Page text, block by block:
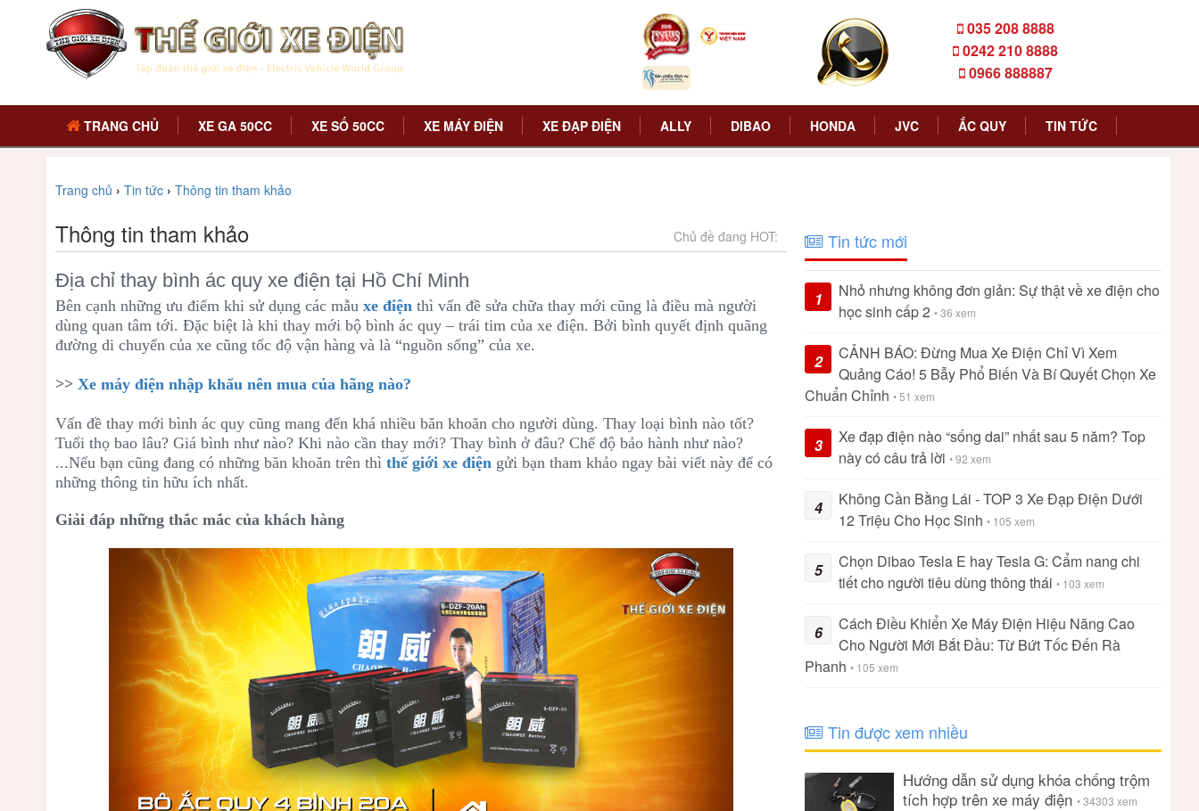
035 208 8888
0242 210 8888
0966 888887
TRANG CHỦ XE GA 50CC XE SỐ 50CC XE MÁY ĐIỆN XE ĐẠP ĐIỆN ALLY DIBAO HONDA JVC ẮC QUY TIN TỨC
Trang chủ › Tin tức › Thông tin tham khảo
Thông tin tham khảo Chủ đề đang HOT:
Địa chỉ thay bình ác quy xe điện tại Hồ Chí Minh
Bên cạnh những ưu điểm khi sử dụng các mẫu xe điện thì vấn đề sửa chữa thay mới cũng là điều mà người
dùng quan tâm tới. Đặc biệt là khi thay mới bộ bình ác quy – trái tim của xe điện. Bởi bình quyết định quãng
đường di chuyển của xe cũng tốc độ vận hàng và là “nguồn sống” của xe.
>> Xe máy điện nhập khẩu nên mua của hãng nào?
Vấn đề thay mới bình ác quy cũng mang đến khá nhiều băn khoăn cho người dùng. Thay loại bình nào tốt?
Tuổi thọ bao lâu? Giá bình như nào? Khi nào cần thay mới? Thay bình ở đâu? Chế độ bảo hành như nào?
...Nếu bạn cũng đang có những băn khoăn trên thì thế giới xe điện gửi bạn tham khảo ngay bài viết này để có
những thông tin hữu ích nhất.
Giải đáp những thắc mắc của khách hàng
Tin tức mới
1
Nhỏ nhưng không đơn giản: Sự thật về xe điện cho
học sinh cấp 2 • 36 xem
2
CẢNH BÁO: Đừng Mua Xe Điện Chỉ Vì Xem
Quảng Cáo! 5 Bẫy Phổ Biến Và Bí Quyết Chọn Xe
Chuẩn Chỉnh • 51 xem
3
Xe đạp điện nào “sống dai” nhất sau 5 năm? Top
này có câu trả lời • 92 xem
4
Không Cần Bằng Lái - TOP 3 Xe Đạp Điện Dưới
12 Triệu Cho Học Sinh • 105 xem
5
Chọn Dibao Tesla E hay Tesla G: Cẩm nang chi
tiết cho người tiêu dùng thông thái • 103 xem
6
Cách Điều Khiển Xe Máy Điện Hiệu Năng Cao
Cho Người Mới Bắt Đầu: Từ Bứt Tốc Đến Rà
Phanh • 105 xem
Tin được xem nhiều
Hướng dẫn sử dụng khóa chống trộm
tích hợp trên xe máy điện • 34303 xem